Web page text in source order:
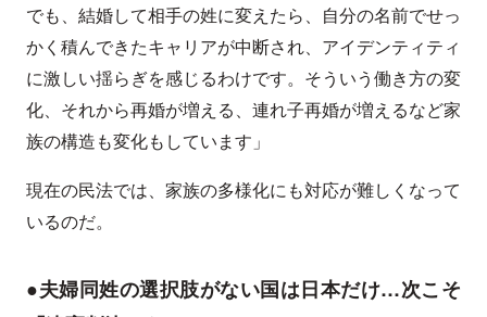
でも、結婚して相手の姓に変えたら、自分の名前でせっ
かく積んできたキャリアが中断され、アイデンティティ
に激しい揺らぎを感じるわけです。そういう働き方の変
化、それから再婚が増える、連れ子再婚が増えるなど家
族の構造も変化もしています」
現在の民法では、家族の多様化にも対応が難しくなって
いるのだ。
●夫婦同姓の選択肢がない国は日本だけ…次こそ